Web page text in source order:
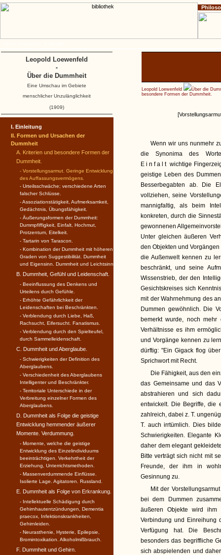
Leopold Loewenfeld
Über die
besondere Formen der Dummheit.
Wenn wir uns nunmehr
die Synonima des
Einfalt wichtige
geistige Leben des
Besserbegabten ab. Die
vollziehen, seine
mannigfaltig, als beim
konkreten, durch die
gewonnenen
Unter gleichen äußeren
den Objekten und
die Außenwelt kennen zu
beschränkt, und seine
Wissenstrieb, der den
Gesichtskreises sich
mit der Wahrnehmung des
Dummen gewöhnlich. Die
bemerkt wurde, noch
Verhältnisse es ihm
und Vorgänge kennen zu
dürftig: "Ein Gigack flog
Sprichwort mit Recht.
Die Fähigkeit, aus den
das Gemeinsame und das
abstrahieren und sich
entwickelt. Die Begriffe, die
zahlreich, dabei z. T.
T. auch irrtümlich. Dies
Schwierigkeiten. Elegante
daher dem elegant
Bitte verträgt sich nicht mit
Freunde, der ihm in
Gesinnung zu.
Mit der
bei dem Dummen
äußeren Objekte wird ihm
Verbindung und Einreihung
Verfügung hat. Die
besonders das begriffliche
sich abspielenden und
I. Einleitung
II. Formen und Ursachen der
Dummheit
A. Kriterien und besondere Formen der
Dummheit.
- Vorstellungsarmut. Geringe Entwicklung
des Auffassungs­vermögens.
- Urteilsschwäche; verschiedene Arten
falscher Schlüsse.
- Assoziationstätigkeit, Aufmerksamkeit,
Gedächtnis, Übungsfähigkeit.
- Äußerungsformen der Dummheit:
Dummpfiffigkeit, Einfalt, Hochmut,
Protzentum, Eitelkeit.
- Tartarin von Tarascon.
- Kombination der Dummheit mit höheren
Graden von Suggestibi­lität. Dummheit
und Eigensinn. Dummheit und Leichtsinn.
B. Dummheit, Gefühl und Leidenschaft.
- Beeinflussung des Denkens und
Urteilens durch Gefühle.
- Erhöhte Gefährlichkeit der
Leidenschaften bei Beschränkten.
- Verblendung durch Liebe, Haß,
Rachsucht, Eifersucht. Fanatismus.
- Verblendung durch den Spiel­teufel,
durch Sammelleidenschaft.
C. Dummheit und Aberglaube.
- Schwierigkeiten der Definition des
Aberglaubens.
- Verschiedenheit des Aber­glaubens
Intelligenter und Beschränkter.
- Territoriale Unterschiede in der
Verbreitung einzelner Formen des
Aberglaubens.
D. Dummheit als Folge die geistige
Entwicklung hemmender äußerer
Momente. Verdummung.
- Momente, welche die geistige
Entwicklung des Einzelindividuums
beeinträchtigen. Verkehrtheit der
Erziehung, Unterrichtsmethoden.
- Massenverdummende Einflüsse.
Isolierte Lage. Agitatoren. Russland.
E. Dummheit als Folge von Erkrankung.
- Intellektuelle Schädigung durch
Gehirnhautentzündungen, Dementia
praecox, Infektions­krankheiten,
Gehirnleiden.
- Neurasthenie, Hysterie, Epilepsie,
Bromintoxikation. Alkoholmißbrauch.
F. Dummheit und Gehirn.
Leopold Loewenfeld
-
Über die Dummheit
Eine Umschau im Gebiete
menschlicher Unzulänglichkeit
(1909)